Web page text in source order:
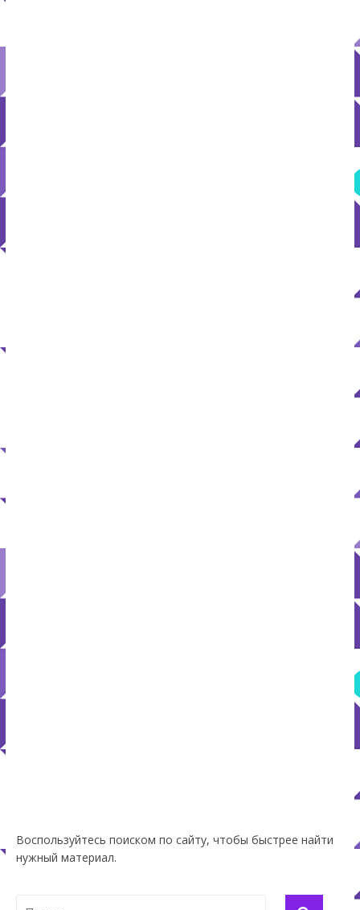
Воспользуйтесь поиском по сайту, чтобы быстрее найти
нужный материал.